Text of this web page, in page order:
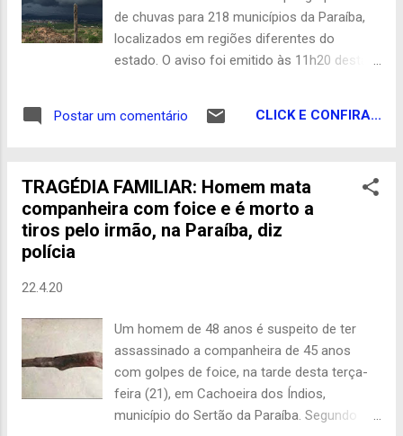
Polícia Científica (IPC) estiveram no local
para recolherem o corpo, miolos caíram da
cabeça do agricultor no solo. Ameaçado
trabalhara no corte de lenha na região do
de chuvas para 218 municípios da Paraíba,
localizados em regiões diferentes do
estado. O aviso foi emitido às 11h20 desta
chover entre 20 e 30 milímetros por hora, ou
pequenos deslizamentos. O Inmet
recomenda que os moradores das cidades
listadas, que evitem utilizar aparelhos
meio do número 199, e com o Corpo de
Bombeiros, por meio do número 193. Lista
das cidades com alerta de perigo potencial
de chuvas Aguiar Alagoa Grande Alagoa
Nova Alagoinha Alcantil Algodão De Jandaíra
Postar um comentário CLICK E CONFIRA...
TRAGÉDIA FAMILIAR: Homem mata
companheira com foice e é morto a
tiros pelo irmão, na Paraíba, diz
polícia
22.4.20
Um homem de 48 anos é suspeito de ter
assassinado a companheira de 45 anos
com golpes de foice, na tarde desta terça-
feira (21), em Cachoeira dos Índios,
município do Sertão da Paraíba. Segundo